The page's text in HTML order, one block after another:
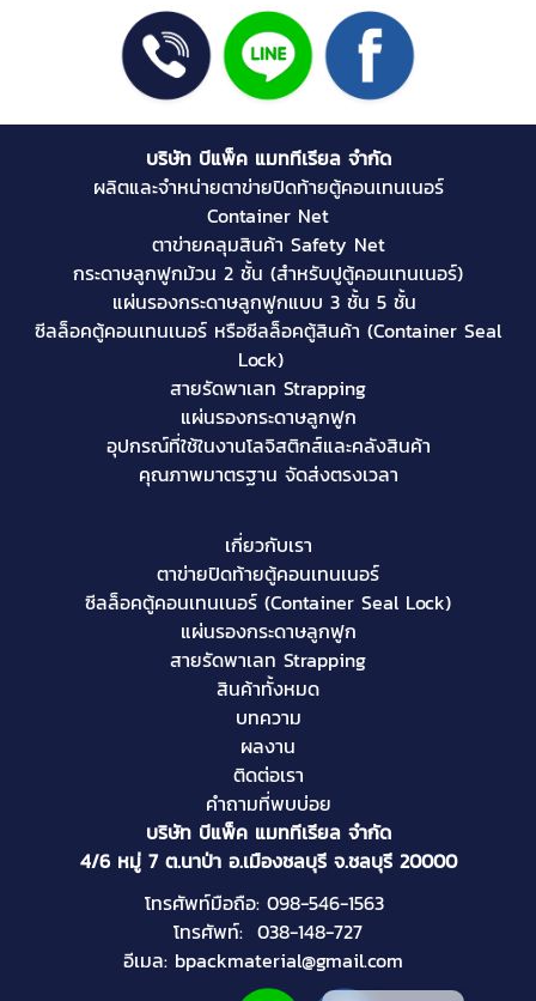
บริษัท บีแพ็ค แมททีเรียล จำกัด
ผลิตและจำหน่ายตาข่ายปิดท้ายตู้คอนเทนเนอร์
Container Net
ตาข่ายคลุมสินค้า Safety Net
กระดาษลูกฟูกม้วน 2 ชั้น (สำหรับปูตู้คอนเทนเนอร์)
แผ่นรองกระดาษลูกฟูกแบบ 3 ชั้น 5 ชั้น
ซีลล็อคตู้คอนเทนเนอร์ หรือซีลล็อคตู้สินค้า (Container Seal
Lock)
สายรัดพาเลท Strapping
แผ่นรองกระดาษลูกฟูก
อุปกรณ์ที่ใช้ในงานโลจิสติกส์และคลังสินค้า
คุณภาพมาตรฐาน จัดส่งตรงเวลา
เกี่ยวกับเรา
ตาข่ายปิดท้ายตู้คอนเทนเนอร์
ซีลล็อคตู้คอนเทนเนอร์ (Container Seal Lock)
แผ่นรองกระดาษลูกฟูก
สายรัดพาเลท Strapping
สินค้าทั้งหมด
บทความ
ผลงาน
ติดต่อเรา
คำถามที่พบบ่อย
บริษัท บีแพ็ค แมททีเรียล จำกัด
4/6 หมู่ 7 ต.นาป่า อ.เมืองชลบุรี จ.ชลบุรี 20000
โทรศัพท์มือถือ: 098-546-1563
โทรศัพท์: 038-148-727
อีเมล: bpackmaterial@gmail.com